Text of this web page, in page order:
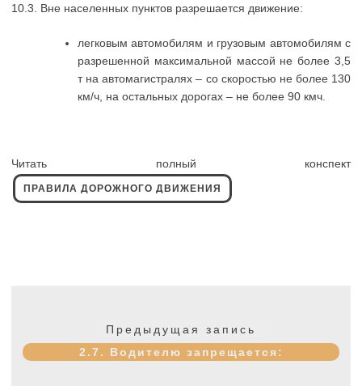
10.3. Вне населенных пунктов разрешается движение:
легковым автомобилям и грузовым автомобилям с
разрешенной максимальной массой не более 3,5
т на автомагистралях – со скоростью не более 130
км/ч, на остальных дорогах – не более 90 кмч.
Читать полный конспект
ПРАВИЛА ДОРОЖНОГО ДВИЖЕНИЯ
Предыдущая запись
запись:
2.7. Водителю запрещается: